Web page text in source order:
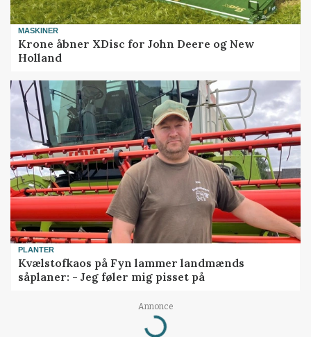
MASKINER
Krone åbner XDisc for John Deere og New
Holland
PLANTER
Kvælstofkaos på Fyn lammer landmænds
såplaner: - Jeg føler mig pisset på
Annonce
Loading...